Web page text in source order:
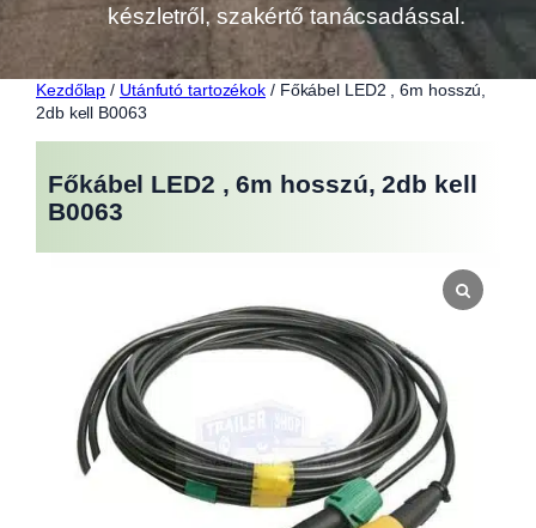
készletről, szakértő tanácsadással.
Kezdőlap / Utánfutó tartozékok / Főkábel LED2 , 6m hosszú,
2db kell B0063
Főkábel LED2 , 6m hosszú, 2db kell
B0063